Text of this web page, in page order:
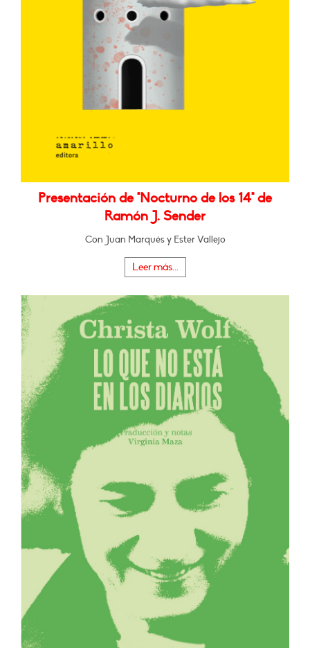
Presentación de "Nocturno de los 14" de
Ramón J. Sender
Con Juan Marqués y Ester Vallejo
Leer más...